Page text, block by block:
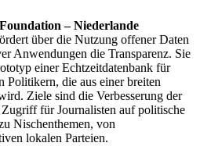
‒ Niederlande
über die Nutzung offener Daten
Anwendungen die Transparenz. Sie
einer Echtzeitdatenbank für
Politikern, die aus einer breiten
Ziele sind die Verbesserung der
Zugriff für Journalisten auf politische
Nischenthemen, von
lokalen Parteien.